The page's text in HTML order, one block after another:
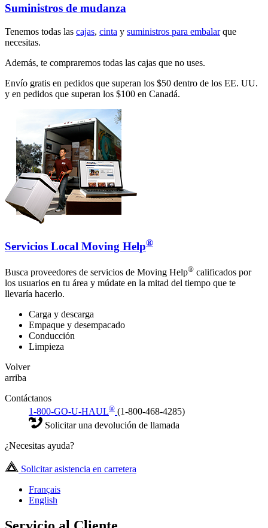
Suministros de mudanza
Tenemos todas las cajas, cinta y suministros para embalarque
necesitas.
Además, te compraremos todas las cajas que no uses.
Envío gratis en pedidos que superan los $50 dentro de los EE. UU.
y en pedidos que superan los $100 en Canadá.
Servicios Local Moving Help®
Busca proveedores de servicios de Moving Help® calificados por
los usuarios en tu área y múdate en la mitad del tiempo que te
llevaría hacerlo.
Carga y descarga
Empaque y desempacado
Conducción
Limpieza
Volver
arriba
Contáctanos
1-800-GO-U-HAUL® (1-800-468-4285)
Solicitar una devolución de llamada
¿Necesitas ayuda?
Solicitar asistencia en carretera
Français
English